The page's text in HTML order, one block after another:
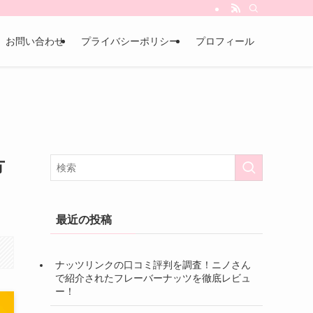
お問い合わせ プライバシーポリシー プロフィール
最近の投稿
ナッツリンクの口コミ評判を調査！ニノさん
で紹介されたフレーバーナッツを徹底レビュ
ー！